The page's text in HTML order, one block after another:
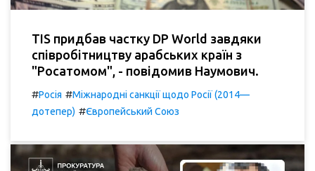
TIS придбав частку DP World завдяки
співробітництву арабських країн з
"Росатомом", - повідомив Наумович.
#Росія #Міжнародні санкції щодо Росії (2014—
дотепер) #Європейський Союз